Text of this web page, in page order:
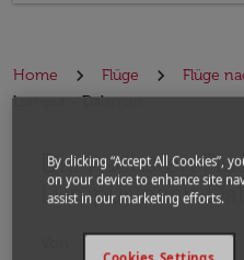
Home Flüge Flüge
Lumpur - Dalaman
Die nächsten
Lumpur nach
Bitte ändern Sie Ihre
By clicking “Accept All Cookies”,
on your device to enhance site
assist in our marketing efforts.